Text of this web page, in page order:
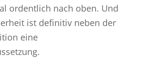
ordentlich nach oben. Und
ist definitiv neben der
eine